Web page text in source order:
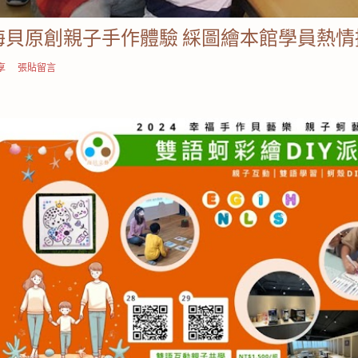
貝原創親子手作體驗 綵圖繪本館學員熱
張貼留言